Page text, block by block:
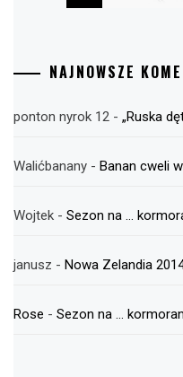
NAJNOWSZE
ponton nyrok 12 - „Ruska
Walićbanany - Banan cweli
Wojtek - Sezon na …
janusz - Nowa Zelandia
Rose - Sezon na …